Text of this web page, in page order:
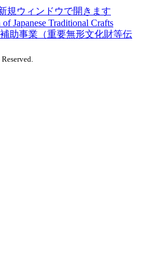
規ウィンドウで開きます
ofJapanese Traditional Crafts